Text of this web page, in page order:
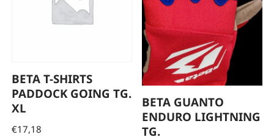
BETA T-SHIRTS
PADDOCK GOING TG.
XL
€17,18
BETA GUANTO
ENDURO LIGHTNING
TG.